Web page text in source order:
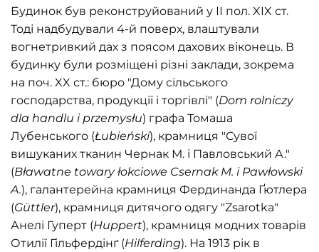
Будинок був реконструйований у ІІ пол. XIX ст.
Тоді надбудували 4-й поверх, влаштували
вогнетривкий дах з поясом дахових віконець. В
будинку були розміщені різні заклади, зокрема
на поч. XX ст.: бюро "Дому сільського
господарства, продукції і торгівлі" (Dom rolniczy
dla handlu i przemysłu) графа Томаша
Лубенського (Łubieński), крамниця "Сувої
вишуканих тканин Чернак М. і Павловський А."
(Bławatne towary łokciowe Csernak M. i Pawłowski
A.), галантерейна крамниця Фердинанда Ґютлера
(Güttler), крамниця дитячого одягу "Zsarotka"
Анелі Гуперт (Huppert), крамниця модних товарів
Отилії Гільфердінґ (Hilferding). На 1913 рік в